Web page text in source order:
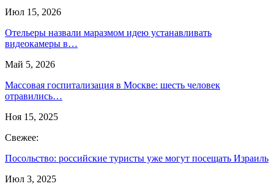
Июл 15, 2026
Отельеры назвали маразмом идею устанавливать
видеокамеры в…
Май 5, 2026
Массовая госпитализация в Москве: шесть человек
отравились…
Ноя 15, 2025
Свежее:
Посольство: российские туристы уже могут посещать Израиль
Июл 3, 2025